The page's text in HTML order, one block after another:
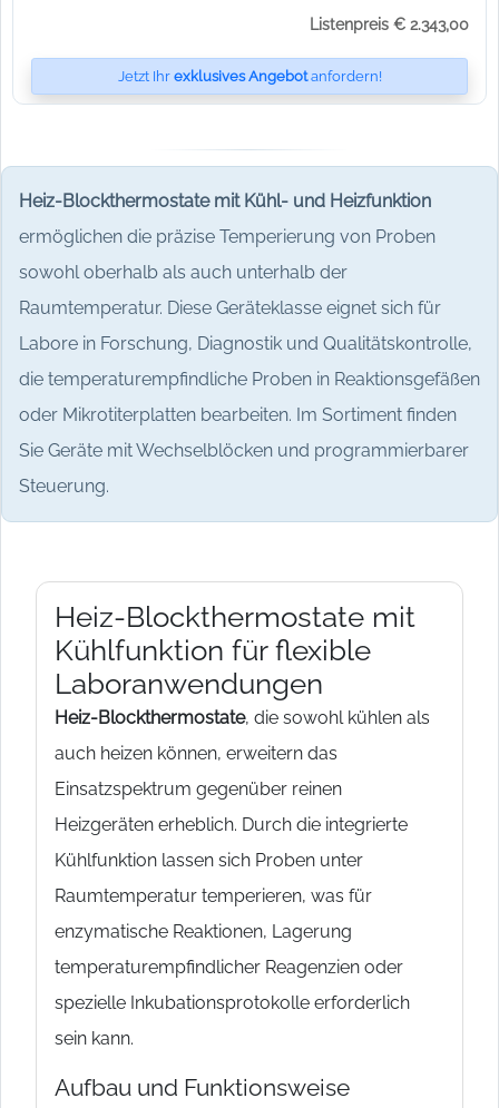
Heiz-Blockthermostate mit Kühl- und Heizfunktion
ermöglichen die präzise Temperierung von Proben
sowohl oberhalb als auch unterhalb der
Raumtemperatur. Diese Geräteklasse eignet sich für
Labore in Forschung, Diagnostik und Qualitätskontrolle,
die temperaturempfindliche Proben in Reaktionsgefäßen
oder Mikrotiterplatten bearbeiten. Im Sortiment finden
Sie Geräte mit Wechselblöcken und programmierbarer
Steuerung.
Listenpreis € 2.343,00
Jetzt Ihr exklusives Angebotanfordern!
Heiz-Blockthermostate mit
Kühlfunktion für flexible
Laboranwendungen
Heiz-Blockthermostate, die sowohl kühlen als
auch heizen können, erweitern das
Einsatzspektrum gegenüber reinen
Heizgeräten erheblich. Durch die integrierte
Kühlfunktion lassen sich Proben unter
Raumtemperatur temperieren, was für
enzymatische Reaktionen, Lagerung
temperaturempfindlicher Reagenzien oder
spezielle Inkubationsprotokolle erforderlich
sein kann.
Aufbau und Funktionsweise